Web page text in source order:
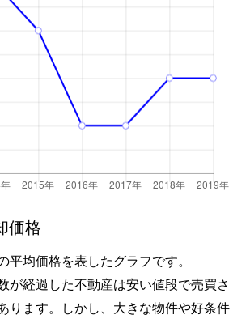
価格
平均価格を表したグラフです。
が経過した不動産は安い値段で売買さ
ります。しかし、大きな物件や好条件